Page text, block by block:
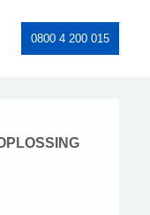
0800 4 200 015